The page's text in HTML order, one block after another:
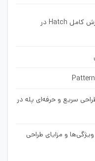
صفر تا صد تنظیمات هچ در اتوکد | آموزش کامل Hatch در
سریع و حرفه‌ای پله در
و مزایای طراحی